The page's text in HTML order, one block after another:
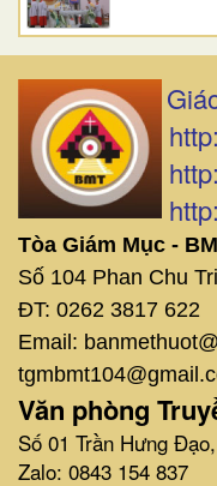
Tòa Giám Mục -
Số 104 Phan Chu
ĐT: 0262 3817 622
Email:
Văn phòng
Số 01 Trần Hưng
Zalo: 0843 154 837